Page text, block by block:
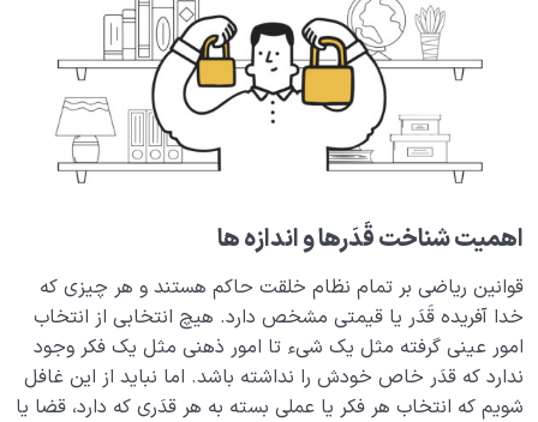
چگونه انسان شویم؟
اهمیت شناخت قَدَرها و اندازه‌ ها
قوانین ریاضی بر تمام نظام خلقت حاکم هستند و هر چیزی که
خدا آفریده قَدَر یا قیمتی مشخص دارد. هیچ انتخابی از انتخاب
امور عینی گرفته مثل یک شیء تا امور ذهنی مثل یک فکر وجود
ندارد که قدَر خاص خودش را نداشته باشد. اما نباید از این غافل
شویم که انتخاب هر فکر یا عملی بسته به هر قدَری که دارد، قضا یا